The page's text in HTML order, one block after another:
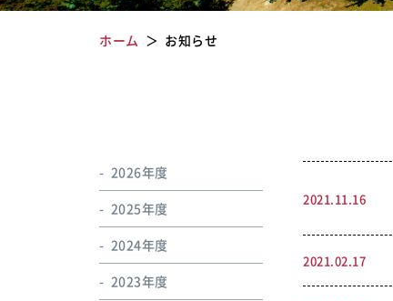
ホーム お知らせ
2021.11.16
2021.02.17
2026年度
2025年度
2024年度
2023年度